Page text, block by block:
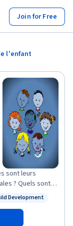
Join for Free
l'enfant
sont
claires,
soyez
de la petite
Child Development
Development